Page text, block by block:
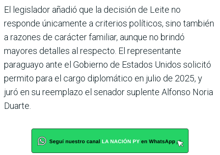
El legislador añadió que la decisión de Leite no
responde únicamente a criterios políticos, sino también
a razones de carácter familiar, aunque no brindó
mayores detalles al respecto. El representante
paraguayo ante el Gobierno de Estados Unidos solicitó
permito para el cargo diplomático en julio de 2025, y
juró en su reemplazo el senador suplente Alfonso Noria
Duarte.